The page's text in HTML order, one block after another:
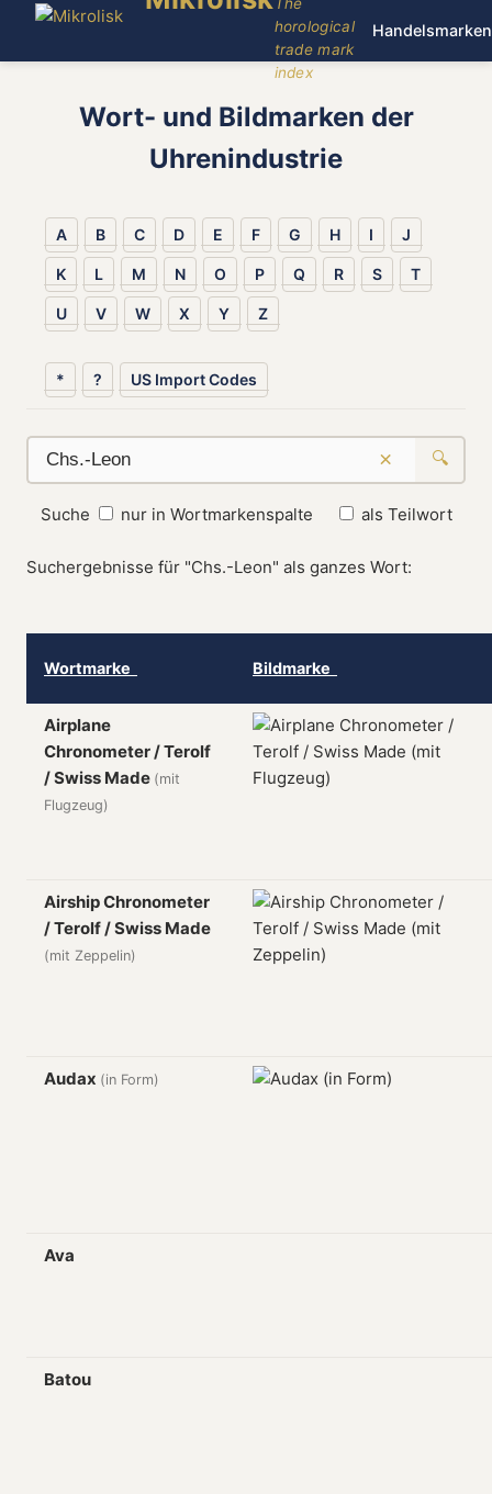
horological
trade mark
index
Handelsmarken
Wort- und Bildmarken der
Uhrenindustrie
A B C D E F G H I J
K L M N O P Q R S T
U V W X Y Z
* ? US Import Codes
× 🔍
Suche nur in Wortmarkenspalte als Teilwort
Suchergebnisse für "Chs.-Leon" als ganzes Wort:
Wortmarke Bildmarke
Airplane
Chronometer / Terolf
/ Swiss Made (mit
Flugzeug)
Airship Chronometer
/ Terolf / Swiss Made
(mit Zeppelin)
Audax (in Form)
Ava
Batou